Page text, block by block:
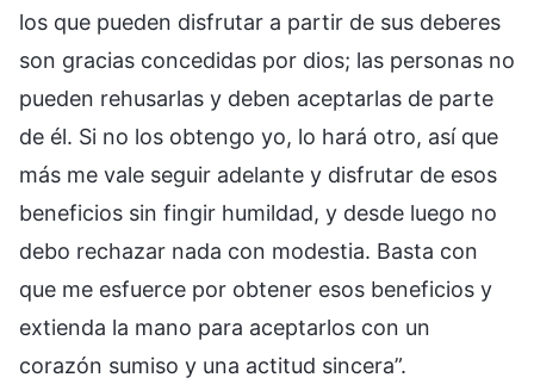
los que pueden disfrutar a partir de sus deberes
son gracias concedidas por dios; las personas no
pueden rehusarlas y deben aceptarlas de parte
de él. Si no los obtengo yo, lo hará otro, así que
más me vale seguir adelante y disfrutar de esos
beneficios sin fingir humildad, y desde luego no
debo rechazar nada con modestia. Basta con
que me esfuerce por obtener esos beneficios y
extienda la mano para aceptarlos con un
corazón sumiso y una actitud sincera”.